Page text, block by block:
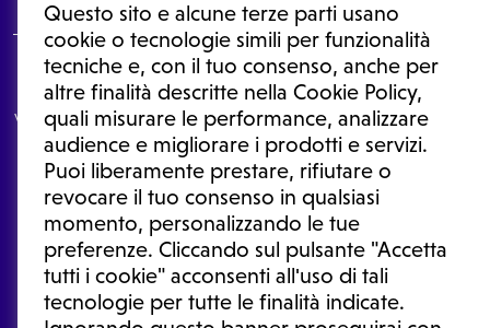
Questo sito e alcune terze parti usano
cookie o tecnologie simili per funzionalità
tecniche e, con il tuo consenso, anche per
altre finalità descritte nella Cookie Policy,
quali misurare le performance, analizzare
audience e migliorare i prodotti e servizi.
Puoi liberamente prestare, rifiutare o
revocare il tuo consenso in qualsiasi
momento, personalizzando le tue
preferenze. Cliccando sul pulsante "Accetta
tutti i cookie" acconsenti all'uso di tali
tecnologie per tutte le finalità indicate.
Le informazioni proposte in questo sito non sono un consulto medico.
In nessun caso, queste informazioni sostituiscono un consulto, una
visita o una diagnosi formulata dal medico. Non si devono considerare
le informazioni disponibili come suggerimenti per la formulazione di
una diagnosi, la determinazione di un trattamento o l'assunzione o
sospensione di un farmaco senza prima consultare un medico di
medicina generale o uno specialista.
Condizioni di utilizzo|Privacy Policy |Gestione cookie
Ⓒ 2026 | Tutti i diritti riservati.